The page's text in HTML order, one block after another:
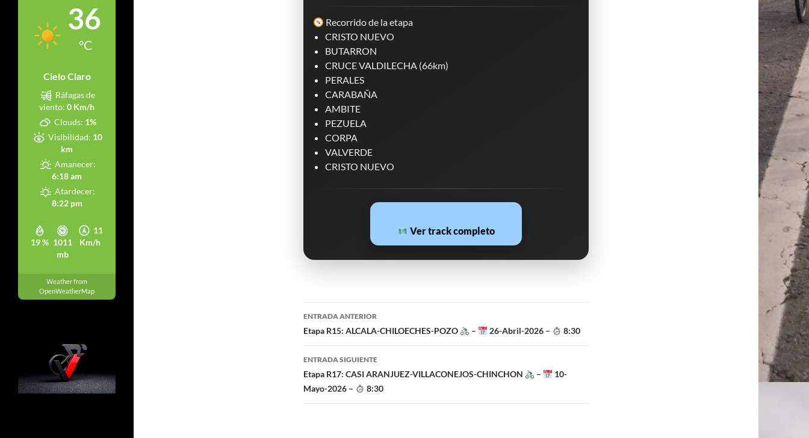
Recorrido de la etapa
CRISTO NUEVO
BUTARRON
CRUCE VALDILECHA (66km)
PERALES
CARABAÑA
AMBITE
PEZUELA
CORPA
VALVERDE
CRISTO NUEVO
Ver track completo
Navegación
de
entradas
ENTRADA ANTERIOR
Etapa R15: ALCALA-CHILOECHES-POZO – 26-Abril-2026 – 8:30
ENTRADA SIGUIENTE
Etapa R17: CASI ARANJUEZ-VILLACONEJOS-CHINCHON –
10-
Mayo-2026 –
8:30
36
°C
Cielo Claro
19 % 1011
mb
11
Km/h
Ráfagas de
viento: 0 Km/h
Clouds: 1%
Visibilidad: 10
km
Amanecer:
6:18 am
Atardecer:
8:22 pm
Weather from
OpenWeatherMap